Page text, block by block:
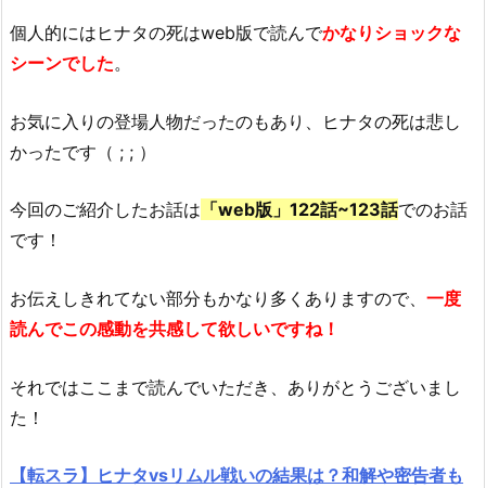
個人的にはヒナタの死はweb版で読んでかなりショックな
シーンでした。
お気に入りの登場人物だったのもあり、 ヒナタの死は悲し
かったです（ ; ; ）
今回のご紹介したお話は 「web版」 122話~123話でのお話
です！
お伝えしきれてない部分 もかなり多くありますので、 一度
読んでこの感動を共感して欲しいですね！
それではここまで読んでいただき、ありがとうございまし
た！
【転スラ】ヒナタvsリムル戦いの結果は？和解や密告者も